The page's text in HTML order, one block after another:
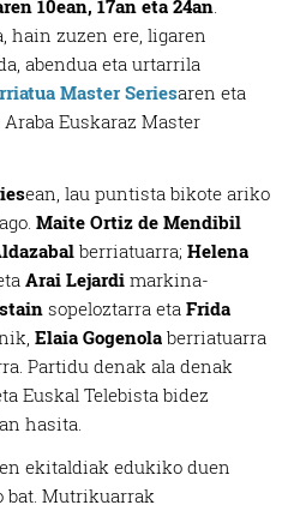
10ean, 17an eta 24an.
hain zuzen ere, ligaren
abendua eta urtarrila
Master Seriesaren eta
Euskaraz Master
ean, lau puntista bikote ariko
Maite Ortiz de Mendibil
berriatuarra;Helena
Arai Lejardi markina-
sopeloztarra etaFrida
Elaia Gogenola berriatuarra
Partidu denak ala denak
Euskal Telebista bidez
hasita.
ekitaldiak edukiko duen
bat. Mutrikuarrak